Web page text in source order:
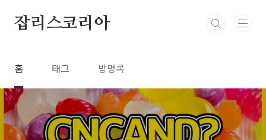
잡리스코리아
홈 태그 방명록